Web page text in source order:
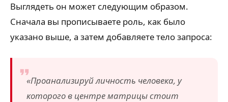
Выглядеть он может следующим образом.
Сначала вы прописываете роль, как было
указано выше, а затем добавляете тело запроса:
«Проанализируй личность человека, у
которого в центре матрицы стоит